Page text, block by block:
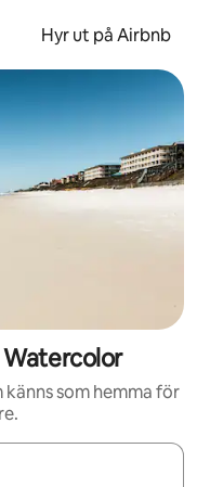
Hyr ut på Airbnb
som hemma för
navigera med upp- och